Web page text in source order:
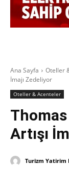
Ana Sayfa Oteller
İmajı Zedeliyor
Oteller & Acenteler
Artışı
Turizm Yatirim